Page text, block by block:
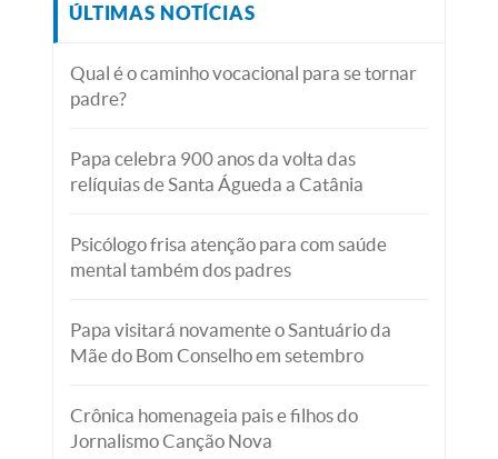
ÚLTIMAS NOTÍCIAS
Qual é o caminho vocacional para se tornar
padre?
Papa celebra 900 anos da volta das
relíquias de Santa Águeda a Catânia
Psicólogo frisa atenção para com saúde
mental também dos padres
Papa visitará novamente o Santuário da
Mãe do Bom Conselho em setembro
Crônica homenageia pais e filhos do
Jornalismo Canção Nova